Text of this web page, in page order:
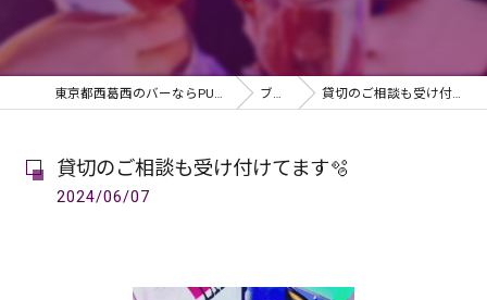
東京都西葛西のバーならPUB & BAR Lien ブログ 貸切のご相談も受け付けてます🫧
貸切のご相談も受け付けてます🫧
2024/06/07